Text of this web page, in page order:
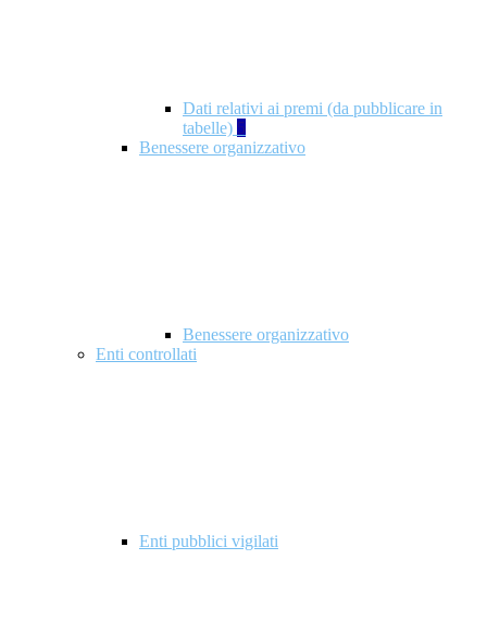
Dati relativi ai premi (da pubblicare in
tabelle) 5
Benessere organizzativo
Benessere organizzativo
Enti controllati
Enti pubblici vigilati